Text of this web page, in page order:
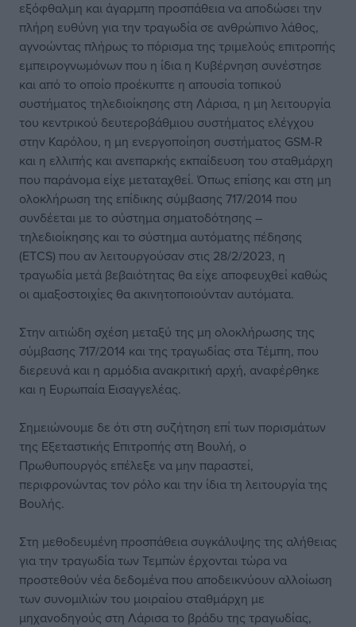
εξόφθαλμη και άγαρμπη προσπάθεια να αποδώσει την
πλήρη ευθύνη για την τραγωδία σε ανθρώπινο λάθος,
αγνοώντας πλήρως το πόρισμα της τριμελούς επιτροπής
εμπειρογνωμόνων που η ίδια η Κυβέρνηση συνέστησε
και από το οποίο προέκυπτε η απουσία τοπικού
συστήματος τηλεδιοίκησης στη Λάρισα, η μη λειτουργία
του κεντρικού δευτεροβάθμιου συστήματος ελέγχου
στην Καρόλου, η μη ενεργοποίηση συστήματος GSM-R
και η ελλιπής και ανεπαρκής εκπαίδευση του σταθμάρχη
που παράνομα είχε μεταταχθεί. Όπως επίσης και στη μη
ολοκλήρωση της επίδικης σύμβασης 717/2014 που
συνδέεται με το σύστημα σηματοδότησης –
τηλεδιοίκησης και το σύστημα αυτόματης πέδησης
(ETCS) που αν λειτουργούσαν στις 28/2/2023, η
τραγωδία μετά βεβαιότητας θα είχε αποφευχθεί καθώς
οι αμαξοστοιχίες θα ακινητοποιούνταν αυτόματα.
Στην αιτιώδη σχέση μεταξύ της μη ολοκλήρωσης της
σύμβασης 717/2014 και της τραγωδίας στα Τέμπη, που
διερευνά και η αρμόδια ανακριτική αρχή, αναφέρθηκε
και η Ευρωπαία Εισαγγελέας.
Σημειώνουμε δε ότι στη συζήτηση επί των πορισμάτων
της Εξεταστικής Επιτροπής στη Βουλή, ο
Πρωθυπουργός επέλεξε να μην παραστεί,
περιφρονώντας τον ρόλο και την ίδια τη λειτουργία της
Βουλής.
Στη μεθοδευμένη προσπάθεια συγκάλυψης της αλήθειας
για την τραγωδία των Τεμπών έρχονται τώρα να
προστεθούν νέα δεδομένα που αποδεικνύουν αλλοίωση
των συνομιλιών του μοιραίου σταθμάρχη με
μηχανοδηγούς στη Λάρισα το βράδυ της τραγωδίας,